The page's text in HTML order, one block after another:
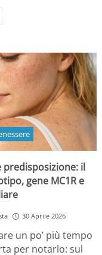
predisposizione: il
gene MC1R e
30 Aprile 2026
un po’ più tempo
per notarlo: sul